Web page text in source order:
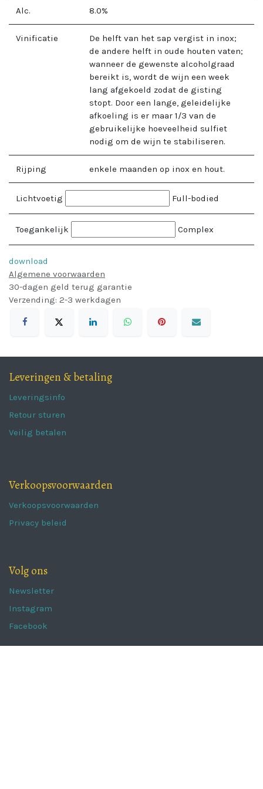
Alc. 8.0%
Vinificatie
De helft van het sap vergist in inox;
de andere helft in oude houten vaten;
wanneer de gewenste alcoholgraad
bereikt is, wordt de wijn een week
lang afgekoeld zodat de gisting
stopt. Door een lange, geleidelijke
afkoeling is er maar 1/3 van de
gebruikelijke hoeveelheid sulfiet
nodig om de wijn te stabiliseren.
Rijping enkele maanden op inox en hout.
Lichtvoetig Full-bodied
Toegankelijk Complex
download
Algemene voorwaarden
30-dagen geld terug garantie
Verzending: 2-3 werkdagen
Leveringen & betaling
Leveringsinfo
Retour sturen
Veilig betalen
Verkoopsvoorwaarden
Verkoopsvoorwaarden
Privacy beleid
Volg ons
Newsletter
Instagram
Facebook